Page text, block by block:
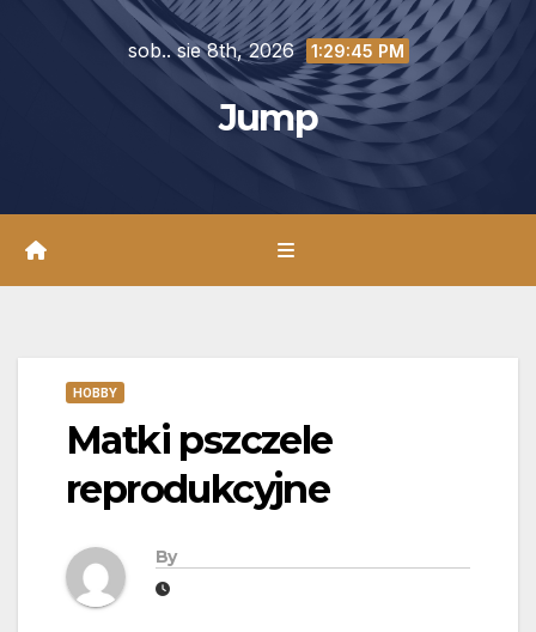
sob.. sie 8th, 2026 1:29:46 PM
Jump
HOBBY
Matki pszczele
reprodukcyjne
By